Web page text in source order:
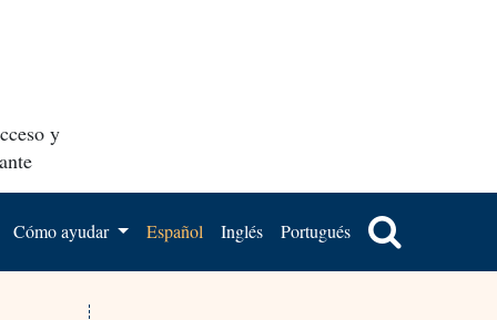
y
Cómo ayudar Español Inglés Portugués